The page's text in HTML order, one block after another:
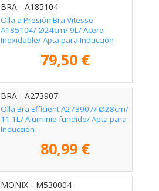
BRA - A185104
Olla a Presión Bra Vitesse
A185104/ Ø24cm/ 9L/ Acero
Inoxidable/ Apta para Inducción
79,50 €
BRA - A273907
Olla Bra Efficient A273907/ Ø28cm/
11.1L/ Aluminio fundido/ Apta para
Inducción
80,99 €
MONIX - M530004